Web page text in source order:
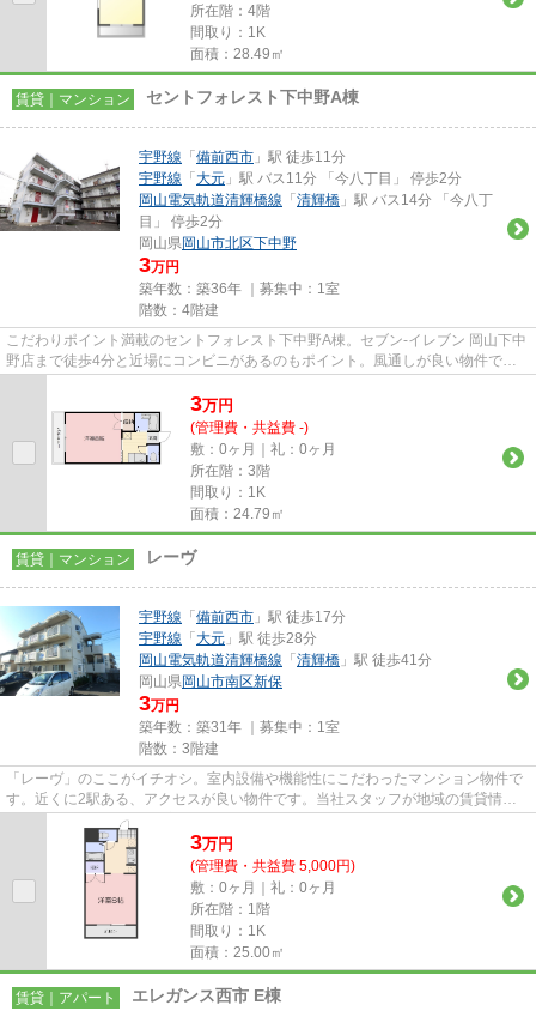
所在階：4階
間取り：1K
面積：28.49㎡
賃貸｜マンション セントフォレスト下中野A棟
宇野線 「 備前西市 」駅 徒歩11分
宇野線 「 大元 」駅 バス11分 「今八丁目」 停歩2分
岡山電気軌道清輝橋線 「 清輝橋 」駅 バス14分 「今八丁
目」 停歩2分
岡山県岡山市北区下中野
3万円
築年数：築36年 ｜募集中： 1室
階数：4階建
こだわりポイント満載のセントフォレスト下中野A棟。セブン-イレブン 岡山下中
野店まで徒歩4分と近場にコンビニがあるのもポイント。風通しが良い物件で
3万円
(管理費・共益費 -)
敷：0ヶ月｜礼：0ヶ月
所在階：3階
間取り：1K
面積：24.79㎡
賃貸｜マンション レーヴ
宇野線 「 備前西市 」駅 徒歩17分
宇野線 「 大元 」駅 徒歩28分
岡山電気軌道清輝橋線 「 清輝橋 」駅 徒歩41分
岡山県岡山市南区新保
3万円
築年数：築31年 ｜募集中： 1室
階数：3階建
「レーヴ」のここがイチオシ。室内設備や機能性にこだわったマンション物件で
す。近くに2駅ある、アクセスが良い物件です。当社スタッフが地域の賃貸情報
をご提供いたします。お客様の...
3万円
(管理費・共益費 5,000円)
敷：0ヶ月｜礼：0ヶ月
所在階：1階
間取り：1K
面積：25.00㎡
賃貸｜アパート エレガンス西市 E棟